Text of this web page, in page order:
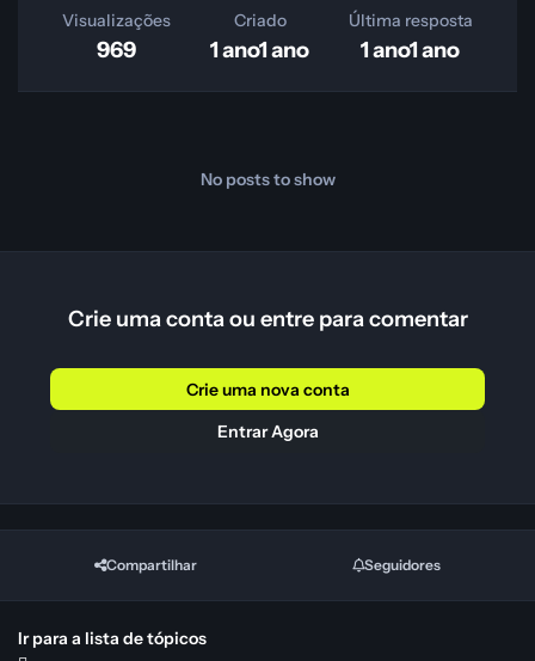
Visualizações
969
Criado
1 ano1 ano
Última resposta
1 ano1 ano
No posts to show
Crie uma conta ou entre para comentar
Crie uma nova conta
Entrar Agora
Compartilhar Seguidores
Ir para a lista de tópicos